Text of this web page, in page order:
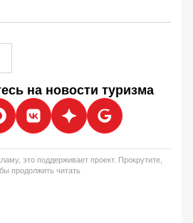
на новости туризма
это поддерживает проект. Прокрутите,
продолжить читать